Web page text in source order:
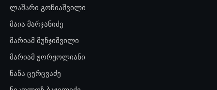
ლაშარი გოჩიაშვილი
მაია მარჯანიძე
მარიამ მუნჯიშვილი
მარიამ ჟორჟოლიანი
ნანა ცერცვაძე